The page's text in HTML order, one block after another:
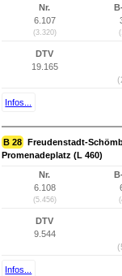
Nr.
6.107
(3.320)
DTV
19.165
Infos...
B 28 Freudenstadt-
Promenadeplatz (L 460)
Nr.
6.108
(5.456)
DTV
9.544
Infos...